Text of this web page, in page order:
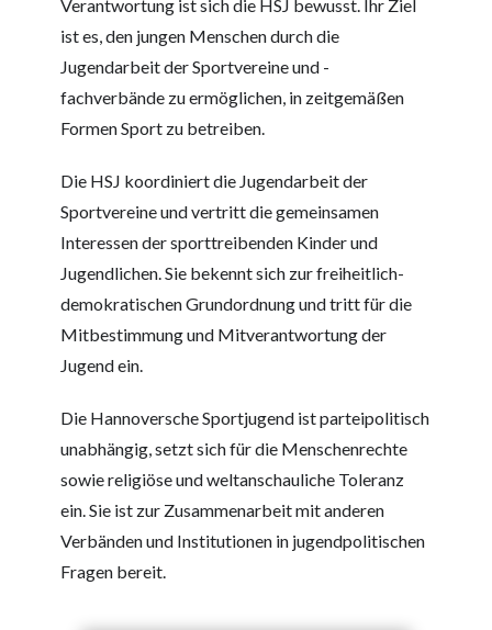
Verantwortung ist sich die HSJ bewusst. Ihr Ziel
ist es, den jungen Menschen durch die
Jugendarbeit der Sportvereine und -
fachverbände zu ermöglichen, in zeitgemäßen
Formen Sport zu betreiben.
Die HSJ koordiniert die Jugendarbeit der
Sportvereine und vertritt die gemeinsamen
Interessen der sporttreibenden Kinder und
Jugendlichen. Sie bekennt sich zur freiheitlich-
demokratischen Grundordnung und tritt für die
Mitbestimmung und Mitverantwortung der
Jugend ein.
Die Hannoversche Sportjugend ist parteipolitisch
unabhängig, setzt sich für die Menschenrechte
sowie religiöse und weltanschauliche Toleranz
ein. Sie ist zur Zusammenarbeit mit anderen
Verbänden und Institutionen in jugendpolitischen
Fragen bereit.